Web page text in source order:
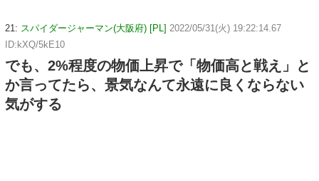
21: スパイダージャーマン(大阪府) [PL] 2022/05/31(火) 19:22:14.67
ID:kXQ/5kE10
でも、2%程度の物価上昇で「物価高と戦え」と
か言ってたら、景気なんて永遠に良くならない
気がする